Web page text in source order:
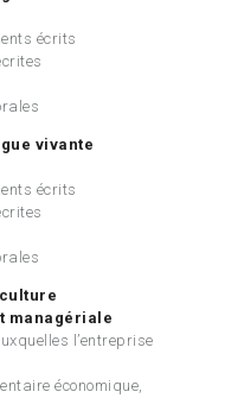
écrits
vivante
écrits
managériale
l’entreprise
économique,